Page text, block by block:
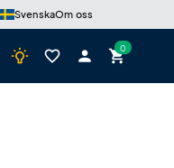
SvenskaOm oss
wb_incandescent favorite_border person shopping_cart